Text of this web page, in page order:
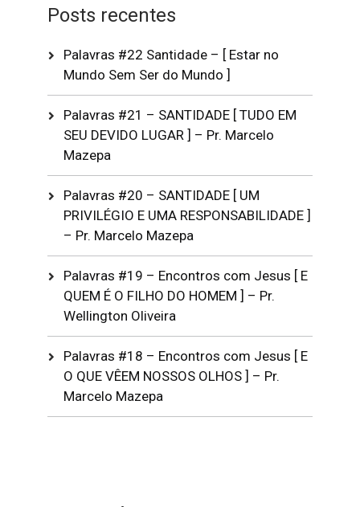
Posts recentes
Palavras #22 Santidade – [ Estar no
Mundo Sem Ser do Mundo ]
Palavras #21 – SANTIDADE [ TUDO EM
SEU DEVIDO LUGAR ] – Pr. Marcelo
Mazepa
Palavras #20 – SANTIDADE [ UM
PRIVILÉGIO E UMA RESPONSABILIDADE ]
– Pr. Marcelo Mazepa
Palavras #19 – Encontros com Jesus [ E
QUEM É O FILHO DO HOMEM ] – Pr.
Wellington Oliveira
Palavras #18 – Encontros com Jesus [ E
O QUE VÊEM NOSSOS OLHOS ] – Pr.
Marcelo Mazepa